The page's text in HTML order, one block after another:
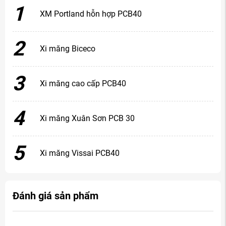
1 XM Portland hỗn hợp PCB40
2 Xi măng Biceco
3 Xi măng cao cấp PCB40
4 Xi măng Xuân Sơn PCB 30
5 Xi măng Vissai PCB40
Đánh giá sản phẩm